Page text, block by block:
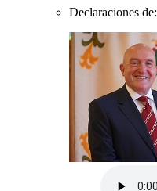
Declaraciones de: